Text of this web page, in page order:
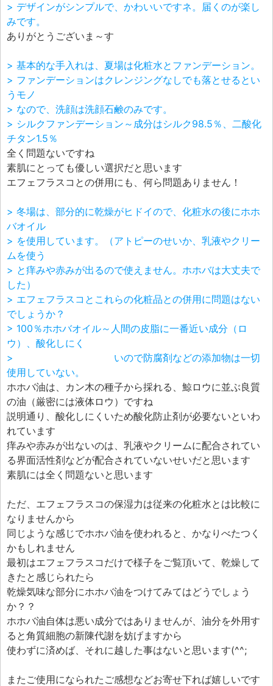
> デザインがシンプルで、かわいいですネ。届くのが楽し
みです。
ありがとうございま～す
> 基本的な手入れは、夏場は化粧水とファンデーション。
> ファンデーションはクレンジングなしでも落とせるとい
うモノ
> なので、洗顔は洗顔石鹸のみです。
> シルクファンデーション～成分はシルク98.5％、二酸化
チタン1.5％
全く問題ないですね
素肌にとっても優しい選択だと思います
エフェフラスコとの併用にも、何ら問題ありません！
> 冬場は、部分的に乾燥がヒドイので、化粧水の後にホホ
バオイル
> を使用しています。（アトピーのせいか、乳液やクリー
ムを使う
> と痒みや赤みが出るので使えません。ホホバは大丈夫で
した）
> エフェフラスコとこれらの化粧品との併用に問題はない
でしょうか？
> 100％ホホバオイル～人間の皮脂に一番近い成分（ロ
ウ）、酸化しにく
> いので防腐剤などの添加物は一切
使用していない。
ホホバ油は、カン木の種子から採れる、鯨ロウに並ぶ良質
の油（厳密には液体ロウ）ですね
説明通り、酸化しにくいため酸化防止剤が必要ないといわ
れています
痒みや赤みが出ないのは、乳液やクリームに配合されてい
る界面活性剤などが配合されていないせいだと思います
素肌には全く問題ないと思います
ただ、エフェフラスコの保湿力は従来の化粧水とは比較に
なりませんから
同じような感じでホホバ油を使われると、かなりべたつく
かもしれません
最初はエフェフラスコだけで様子をご覧頂いて、乾燥して
きたと感じられたら
乾燥気味な部分にホホバ油をつけてみてはどうでしょう
か？？
ホホバ油自体は悪い成分ではありませんが、油分を外用す
ると角質細胞の新陳代謝を妨げますから
使わずに済めば、それに越した事はないと思います(^^;
またご使用になられたご感想などお寄せ下れば嬉しいです